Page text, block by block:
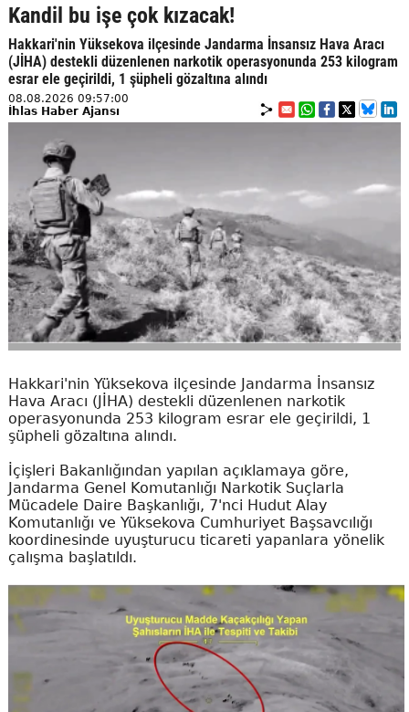
Kandil bu işe çok kızacak!
Hakkari'nin Yüksekova ilçesinde Jandarma İnsansız Hava Aracı
(JİHA) destekli düzenlenen narkotik operasyonunda 253 kilogram
esrar ele geçirildi, 1 şüpheli gözaltına alındı
08.08.2026 09:57:00
İhlas Haber Ajansı
Hakkari'nin Yüksekova ilçesinde Jandarma İnsansız
Hava Aracı (JİHA) destekli düzenlenen narkotik
operasyonunda 253 kilogram esrar ele geçirildi, 1
şüpheli gözaltına alındı.
İçişleri Bakanlığından yapılan açıklamaya göre,
Jandarma Genel Komutanlığı Narkotik Suçlarla
Mücadele Daire Başkanlığı, 7'nci Hudut Alay
Komutanlığı ve Yüksekova Cumhuriyet Başsavcılığı
koordinesinde uyuşturucu ticareti yapanlara yönelik
çalışma başlatıldı.